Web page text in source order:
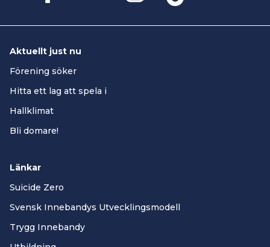
Aktuellt just nu
Förening söker
Hitta ett lag att spela i
Hallklimat
Bli domare!
Länkar
Suicide Zero
Svensk Innebandys Utvecklingsmodell
Trygg Innebandy